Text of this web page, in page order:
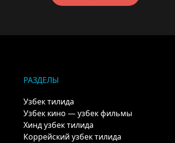
РАЗДЕЛЫ
Узбек тилида
Узбек кино — узбек фильмы
Хинд узбек тилида
Коррейский узбек тилида